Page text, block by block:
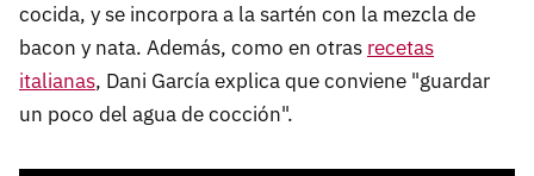
cocida, y se incorpora a la sartén con la mezcla de
bacon y nata. Además, como en otras recetas
italianas, Dani García explica que conviene "guardar
un poco del agua de cocción".